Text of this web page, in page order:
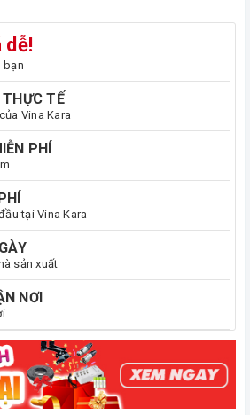
dễ!
bạn
TẾ
Vina Kara
PHÍ
tại Vina Kara
sản xuất
NƠI